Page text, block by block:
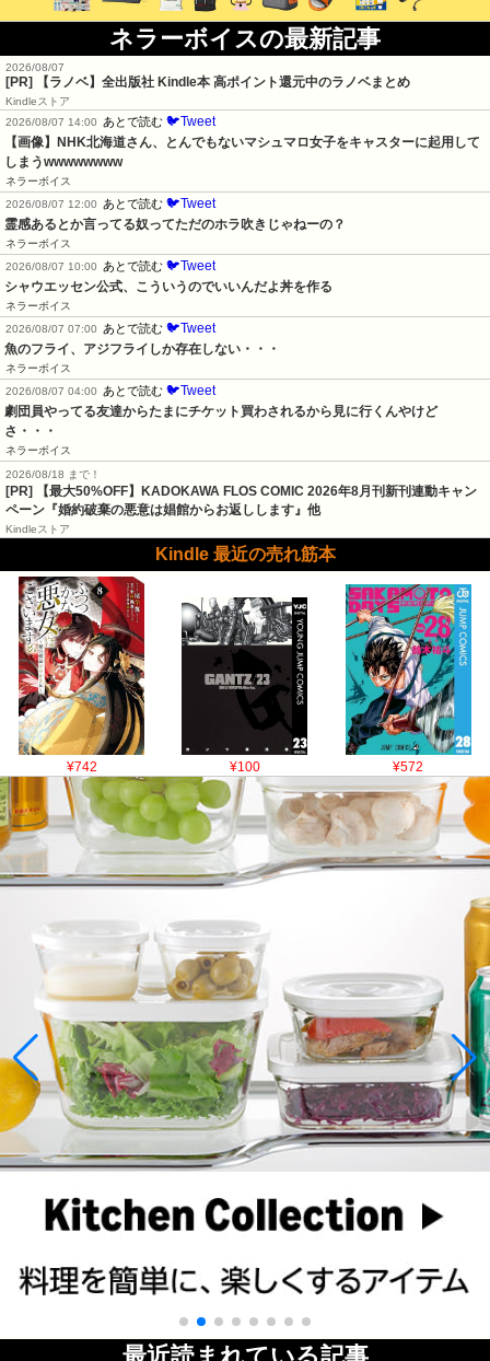
ネラーボイスの最新記事
2026/08/07
[PR] 【ラノベ】全出版社 Kindle本 高ポイント還元中のラノベまとめ
Kindleストア
2026/08/07 14:00
あとで読む 🐦Tweet
【画像】NHK北海道さん、とんでもないマシュマロ女子をキャスターに起用して
しまうwwwwwwww
ネラーボイス
2026/08/07 12:00
あとで読む 🐦Tweet
霊感あるとか言ってる奴ってただのホラ吹きじゃねーの？
ネラーボイス
2026/08/07 10:00
あとで読む 🐦Tweet
シャウエッセン公式、こういうのでいいんだよ丼を作る
ネラーボイス
2026/08/07 07:00
あとで読む 🐦Tweet
魚のフライ、アジフライしか存在しない・・・
ネラーボイス
2026/08/07 04:00
あとで読む 🐦Tweet
劇団員やってる友達からたまにチケット買わされるから見に行くんやけど
さ・・・
ネラーボイス
2026/08/18 まで！
[PR] 【最大50%OFF】KADOKAWA FLOS COMIC 2026年8月刊新刊連動キャン
ペーン『婚約破棄の悪意は娼館からお返しします』他
Kindleストア
Kindle 最近の売れ筋本
¥742 ¥100 ¥572